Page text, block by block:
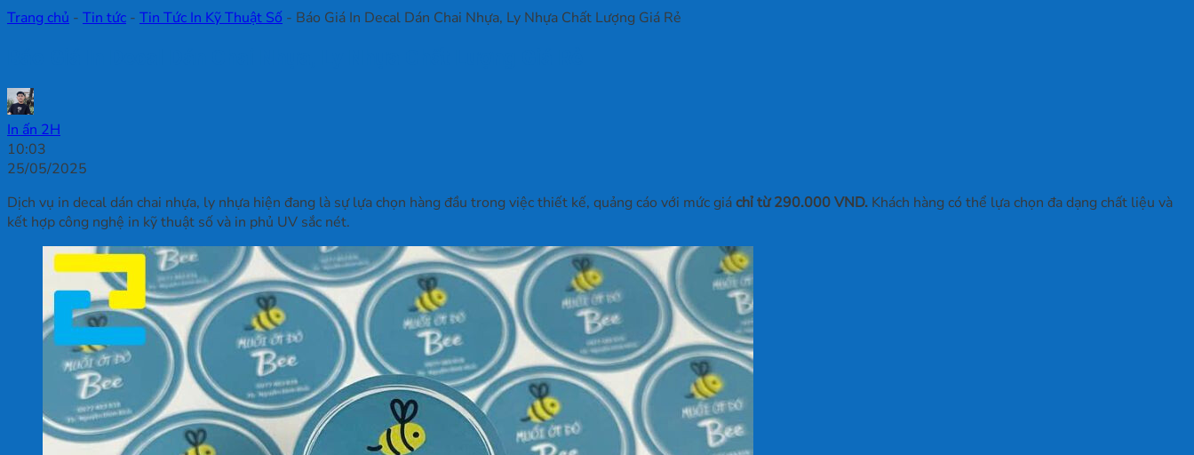
Trang chủ - Tin tức - Tin Tức In Kỹ Thuật Số - Báo Giá In Decal Dán Chai Nhựa, Ly Nhựa Chất Lượng Giá Rẻ
In ấn 2H
10:03
25/05/2025
Dịch vụ in decal dán chai nhựa, ly nhựa hiện đang là sự lựa chọn hàng đầu trong việc thiết kế, quảng cáo với mức giáchỉ từ 290.000 VND. Khách hàng có thể lựa chọn đa dạng chất liệu và
kết hợp công nghệ in kỹ thuật số và in phủ UV sắc nét.